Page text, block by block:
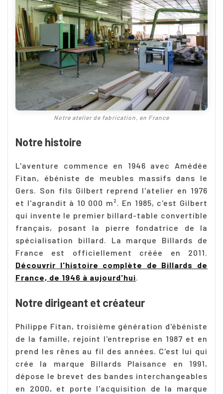
Notre atelier de fabrication, en France
Notre histoire
L'aventure commence en 1946 avec Amédée
Fitan, ébéniste de meubles massifs dans le
Gers. Son fils Gilbert reprend l'atelier en 1976
et l'agrandit à 10 000 m². En 1985, c'est Gilbert
qui invente le premier billard-table convertible
français, posant la pierre fondatrice de la
spécialisation billard. La marque Billards de
France est officiellement créée en 2011.
Découvrir l'histoire complète de Billards de
France, de 1946 à aujourd'hui.
Notre dirigeant et créateur
Philippe Fitan, troisième génération d'ébéniste
de la famille, rejoint l'entreprise en 1987 et en
prend les rênes au fil des années. C'est lui qui
crée la marque Billards Plaisance en 1991,
dépose le brevet des bandes interchangeables
en 2000, et porte l'acquisition de la marque